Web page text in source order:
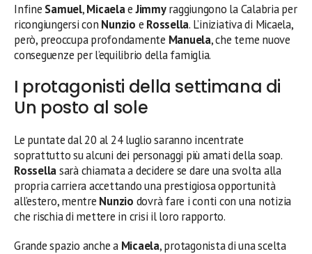
Infine Samuel,MicaelaeJimmyraggiungono la Calabria per
ricongiungersi con Nunzio e Rossella. L’iniziativa di Micaela,
però, preoccupa profondamente Manuela, che teme nuove
conseguenze per l’equilibrio della famiglia.
I protagonisti della settimana di
Un posto al sole
Le puntate dal 20 al 24 luglio saranno incentrate
soprattutto su alcuni dei personaggi più amati della soap.
Rossellasarà chiamata a decidere se dare una svolta alla
propria carriera accettando una prestigiosa opportunità
all’estero, mentre Nunzio dovrà fare i conti con una notizia
che rischia di mettere in crisi il loro rapporto.
Grande spazio anche a Micaela, protagonista di una scelta